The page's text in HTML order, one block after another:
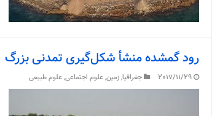
رود گمشده منشأ شکل‌گیری تمدنی بزرگ
2017/11/29 جغرافیا,زمین,علوم اجتماعی,علوم طبیعی